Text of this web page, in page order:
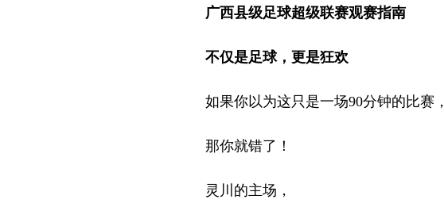
广西县级足球超级联赛观赛指南
不仅是足球，更是狂欢
如果你以为这只是一场90分钟的比赛，
那你就错了！
灵川的主场，